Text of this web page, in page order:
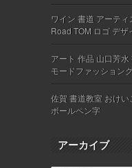
ワイン 書道 アーテ
Road TOM ロゴ デザ
アート 作品 山口芳
モードファッション
佐賀 書道教室 おけ
ボールペン字
アーカイブ